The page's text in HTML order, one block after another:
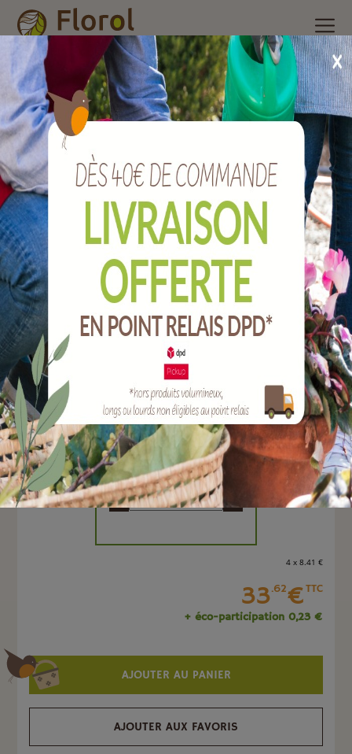
Accueil Nos produits /Outils de jardin/ Déco jardin/
Décoration de jardin cigogne et effaroucheur
Décoration de jardin Cigogne et
effaroucheur
Ref : J11127
EAN :
Marque :
SOERGEN Distribution
Quantité :
Unité
- +
4 x 8.41 €
33.62€TTC
+ éco-participation 0,23 €
AJOUTER AU PANIER
AJOUTER AUX FAVORIS